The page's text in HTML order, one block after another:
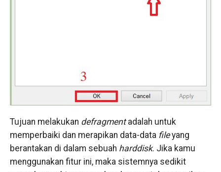
Tujuan melakukan defragmentadalah untuk
memperbaiki dan merapikan data-datafileyang
berantakan di dalam sebuah harddisk. Jika kamu
menggunakan fitur ini, maka sistemnya sedikit